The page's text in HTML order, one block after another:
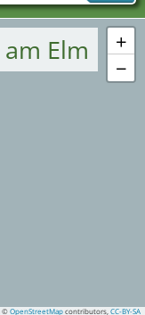
+
−
© OpenStreetMap contributors, CC-BY-SA
Elm
Branchen